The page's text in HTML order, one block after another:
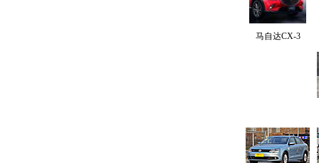
马自达CX-3